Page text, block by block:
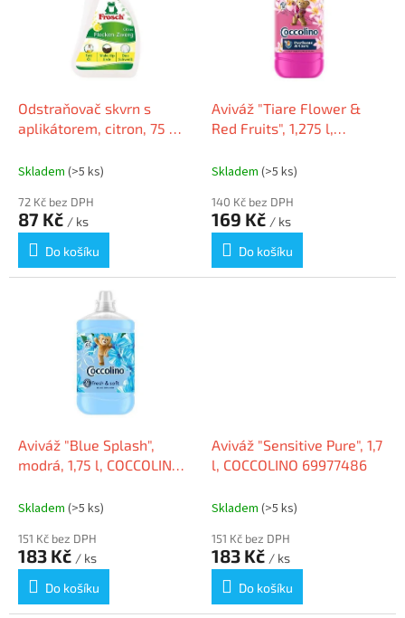
Odstraňovač skvrn s
aplikátorem, citron, 75 ml,
Skladem (>5 ks)
72 Kč bez DPH
87 Kč / ks
Do košíku
Aviváž "Tiare Flower &
Red Fruits", 1,275 l,
Skladem (>5 ks)
140 Kč bez DPH
169 Kč / ks
Do košíku
Aviváž "Blue Splash",
modrá, 1,75 l, COCCOLINO
Skladem (>5 ks)
151 Kč bez DPH
183 Kč / ks
Do košíku
Aviváž "Sensitive Pure", 1,7
l, COCCOLINO 69977486
Skladem (>5 ks)
151 Kč bez DPH
183 Kč / ks
Do košíku